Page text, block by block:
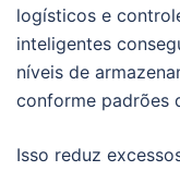
logísticos e
inteligentes
níveis de
conforme padrões
Isso reduz